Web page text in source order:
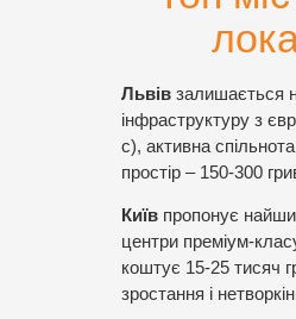
Львів залишається
інфраструктуру з
с), активна
простір – 150-300
Київ пропонує
центри преміум-
коштує 15-25 тисяч
зростання і